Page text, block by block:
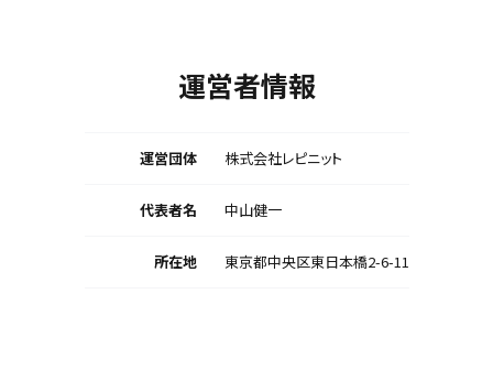
運営者情報
運営団体 株式会社レピニット
代表者名 中山健一
所在地 東京都中央区東日本橋2-6-11